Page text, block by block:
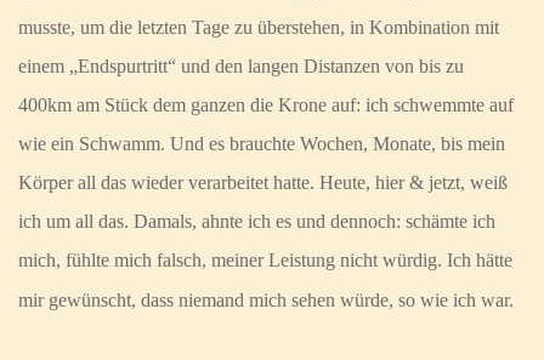
musste, um die letzten Tage zu überstehen, in Kombination mit
einem „Endspurtritt“ und den langen Distanzen von bis zu
400km am Stück dem ganzen die Krone auf: ich schwemmte auf
wie ein Schwamm. Und es brauchte Wochen, Monate, bis mein
Körper all das wieder verarbeitet hatte. Heute, hier & jetzt, weiß
ich um all das. Damals, ahnte ich es und dennoch: schämte ich
mich, fühlte mich falsch, meiner Leistung nicht würdig. Ich hätte
mir gewünscht, dass niemand mich sehen würde, so wie ich war.